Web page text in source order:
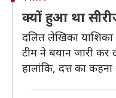
क्यों हुआ था
दलित लेखिका
टीम ने बयान जारी कर
हालांकि, दत्त का